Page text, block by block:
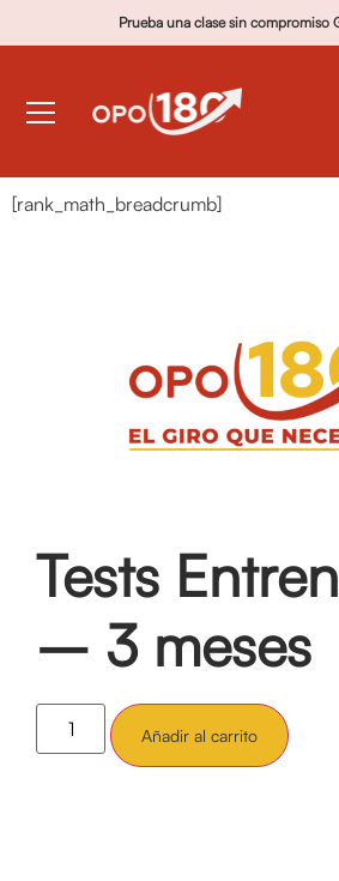
Prueba una clase sin compromiso
[rank_math_breadcrumb]
Tests
– 3 meses
Añadir al carrito